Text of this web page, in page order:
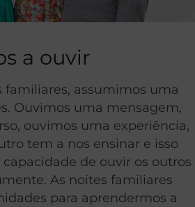
a ouvir
familiares, assumimos uma
Ouvimos uma mensagem,
ouvimos uma experiência,
tem a nos ensinar e isso
de ouvir os outros
As noites familiares
para aprendermos a